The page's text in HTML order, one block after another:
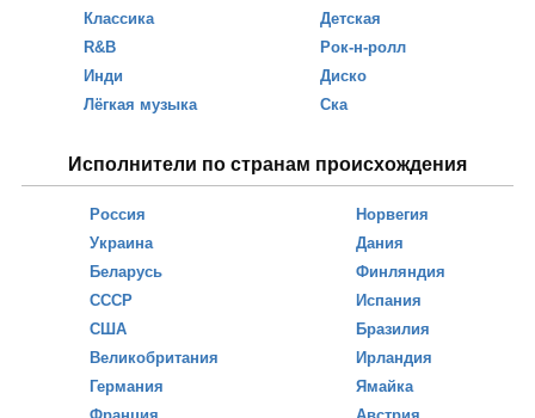
Классика
R&B
Инди
Лёгкая музыка
Детская
Рок-н-ролл
Диско
Ска
Исполнители по странам происхождения
Россия
Украина
Беларусь
СССР
США
Великобритания
Германия
Норвегия
Дания
Финляндия
Испания
Бразилия
Ирландия
Ямайка